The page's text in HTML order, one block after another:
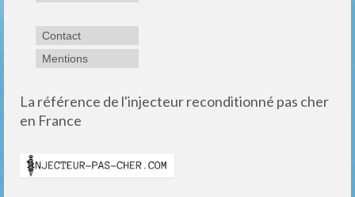
Contact
Mentions
La référence de l'injecteur reconditionné pas cher
en France